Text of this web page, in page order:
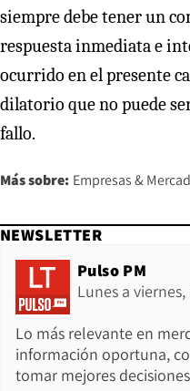
siempre debe tener un
respuesta inmediata e
ocurrido en el presente
dilatorio que no puede
fallo.
Más sobre: Empresas &
NEWSLETTER
Pulso PM
Lunes a viernes,
Lo más relevante en
información oportuna,
tomar mejores